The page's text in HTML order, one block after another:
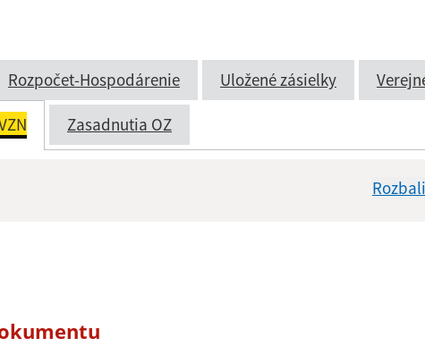
Rozpočet-Hospodárenie Uložené zásielky
Zasadnutia OZ